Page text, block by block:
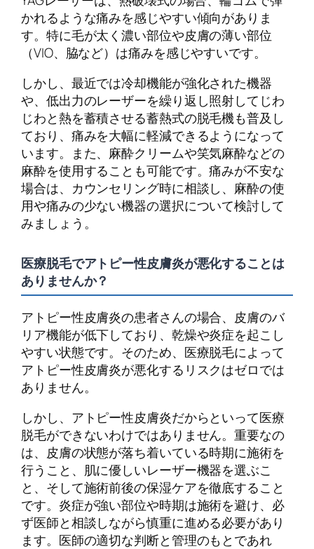
かれるような痛みを感じやすい傾向がありま
す。特に毛が太く濃い部位や皮膚の薄い部位
（VIO、脇など）は痛みを感じやすいです。
しかし、最近では冷却機能が強化された機器
や、低出力のレーザーを繰り返し照射してじわ
じわと熱を蓄積させる蓄熱式の脱毛機も普及し
ており、痛みを大幅に軽減できるようになって
います。また、麻酔クリームや笑気麻酔などの
麻酔を使用することも可能です。痛みが不安な
場合は、カウンセリング時に相談し、麻酔の使
用や痛みの少ない機器の選択について検討して
みましょう。
医療脱毛でアトピー性皮膚炎が悪化することは
ありませんか？
アトピー性皮膚炎の患者さんの場合、皮膚のバ
リア機能が低下しており、乾燥や炎症を起こし
やすい状態です。そのため、医療脱毛によって
アトピー性皮膚炎が悪化するリスクはゼロでは
ありません。
しかし、アトピー性皮膚炎だからといって医療
脱毛ができないわけではありません。重要なの
は、皮膚の状態が落ち着いている時期に施術を
行うこと、肌に優しいレーザー機器を選ぶこ
と、そして施術前後の保湿ケアを徹底すること
です。炎症が強い部位や時期は施術を避け、必
ず医師と相談しながら慎重に進める必要があり
ます。医師の適切な判断と管理のもとであれ